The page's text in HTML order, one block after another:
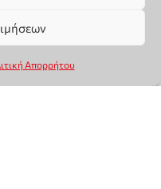
Απορρήτου